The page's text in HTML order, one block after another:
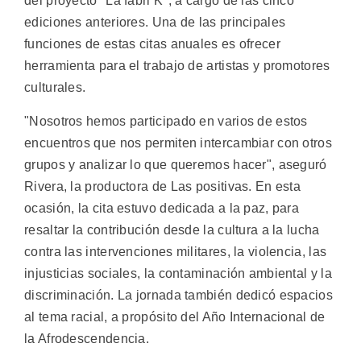
ediciones anteriores. Una de las principales
funciones de estas citas anuales es ofrecer
herramienta para el trabajo de artistas y promotores
culturales.
"Nosotros hemos participado en varios de estos
encuentros que nos permiten intercambiar con otros
grupos y analizar lo que queremos hacer", aseguró
Rivera, la productora de Las positivas. En esta
ocasión, la cita estuvo dedicada a la paz, para
resaltar la contribución desde la cultura a la lucha
contra las intervenciones militares, la violencia, las
injusticias sociales, la contaminación ambiental y la
discriminación. La jornada también dedicó espacios
al tema racial, a propósito del Año Internacional de
la Afrodescendencia.